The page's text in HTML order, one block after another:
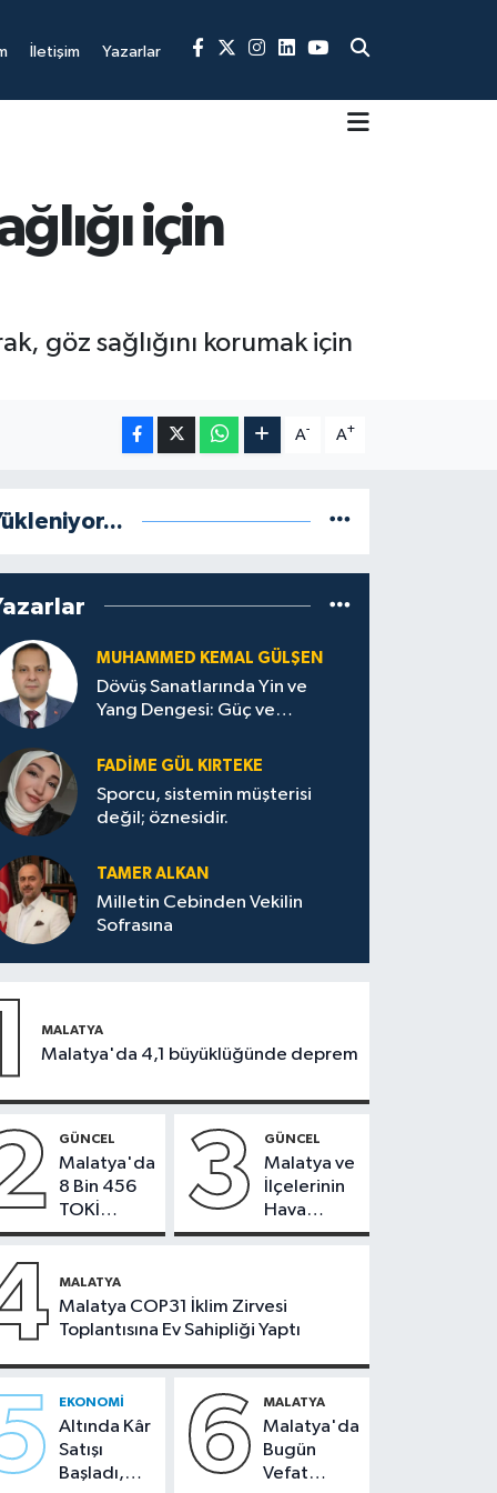
İletişim Yazarlar
için
göz sağlığını korumak için
A- A+
MUHAMMED KEMAL GÜLŞEN
Dövüş Sanatlarında Yin ve
Yang Dengesi: Güç ve
FADIME GÜL KIRTEKE
Sporcu, sistemin müşterisi
değil; öznesidir.
TAMER ALKAN
Milletin Cebinden Vekilin
Sofrasına
MALATYA
Malatya'da 4,1 büyüklüğünde deprem
GÜNCEL
Malatya'da
8 Bin 456
TOKİ
Konutunun
Bugün
Çekiliyor
3 GÜNCEL
Malatya ve
İlçelerinin
Hava
Durumu -
2026
MALATYA
Malatya COP31 İklim Zirvesi
Toplantısına Ev Sahipliği Yaptı
EKONOMI
Altında Kâr
Satışı
Başladı,
6 MALATYA
Malatya'da
Bugün
Vefat